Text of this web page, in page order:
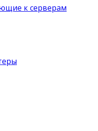
к серверам